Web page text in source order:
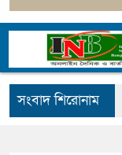
সংবাদ শিরোনাম